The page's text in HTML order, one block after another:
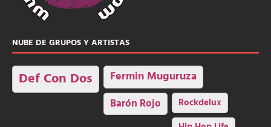
NUBE DE GRUPOS Y ARTISTAS
Def Con Dos Fermin Muguruza
Barón Rojo Rockdelux